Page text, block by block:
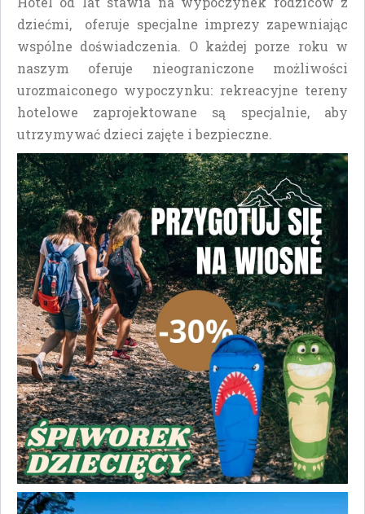
dziećmi, oferuje specjalne imprezy zapewniając
wspólne doświadczenia. O każdej porze roku w
naszym oferuje nieograniczone możliwości
urozmaiconego wypoczynku: rekreacyjne tereny
hotelowe zaprojektowane są specjalnie, aby
utrzymywać dzieci zajęte i bezpieczne.